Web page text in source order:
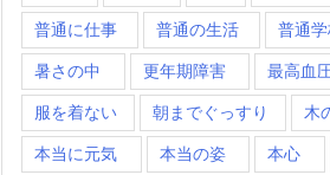
普通に仕事 普通の生活 普通学
暑さの中 更年期障害 最高血
服を着ない 朝までぐっすり 木
本当に元気 本当の姿 本心